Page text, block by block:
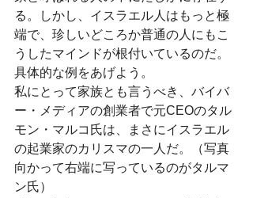
る。しかし、イスラエル人はもっと極
端で、珍しいどころか普通の人にもこ
うしたマインドが根付いているのだ。
具体的な例をあげよう。
私にとって家族とも言うべき、バイバ
ー・メディアの創業者で元CEOのタル
モン・マルコ氏は、まさにイスラエル
の起業家のカリスマの一人だ。（写真
向かって右端に写っているのがタルマ
ン氏）